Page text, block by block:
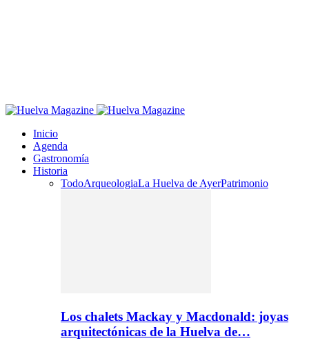
Inicio
Agenda
Gastronomía
Historia
TodoArqueologiaLa Huelva de AyerPatrimonio
Los chalets Mackay y Macdonald: joyas
arquitectónicas de la Huelva de…